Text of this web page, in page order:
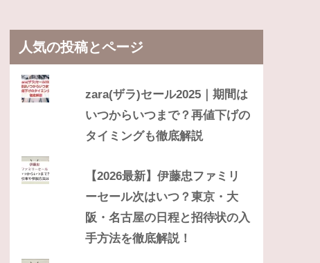
人気の投稿とページ
zara(ザラ)セール2025｜期間は
いつからいつまで？再値下げの
タイミングも徹底解説
【2026最新】伊藤忠ファミリ
ーセール次はいつ？東京・大
阪・名古屋の日程と招待状の入
手方法を徹底解説！